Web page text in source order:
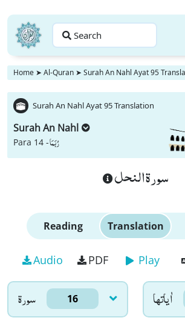
Search
Home ➤ Al-Quran ➤ Surah An Nahl Ayat 95
Surah An Nahl Ayat 95 Translation
Surah An Nahl
Para 14 -رُبَمَا
سورة النحل
Reading Translation
Audio PDF Play
سورۃ 16 اٰياتها